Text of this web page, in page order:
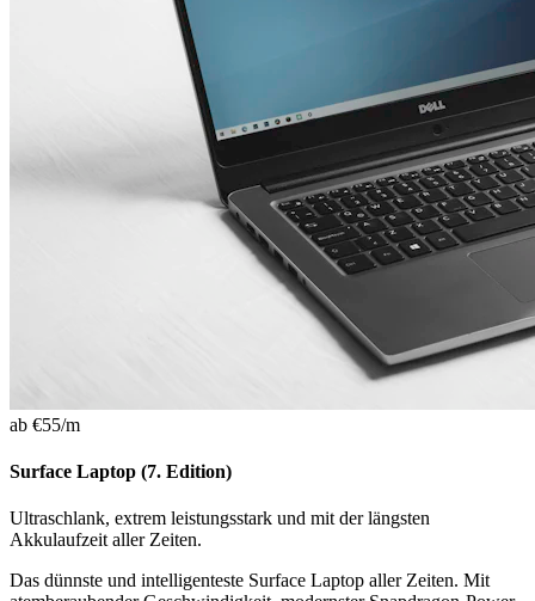
ab €55/m
Surface Laptop (7. Edition)
Ultraschlank, extrem leistungsstark und mit der längsten
Akkulaufzeit aller Zeiten.
Das dünnste und intelligenteste Surface Laptop aller Zeiten. Mit